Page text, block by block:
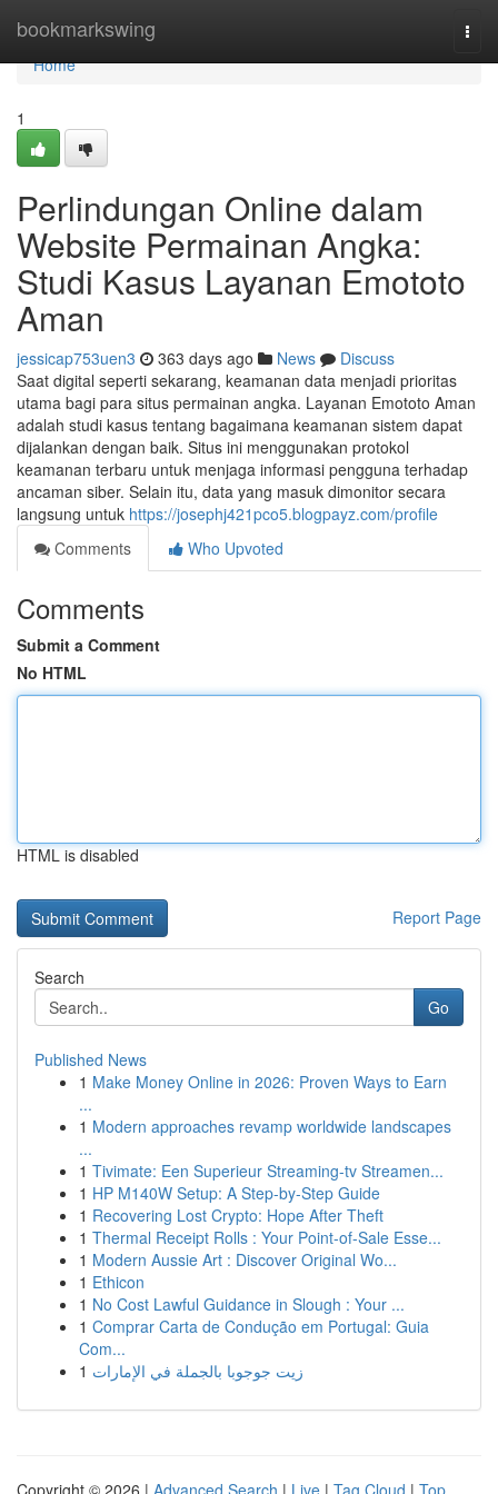
bookmarkswing
Home
Home
1
Perlindungan Online dalam
Website Permainan Angka:
Studi Kasus Layanan Emototo
Aman
jessicap753uen3 363 days ago News
Discuss
Saat digital seperti sekarang, keamanan data menjadi prioritas
utama bagi para situs permainan angka. Layanan Emototo Aman
adalah studi kasus tentang bagaimana keamanan sistem dapat
dijalankan dengan baik. Situs ini menggunakan protokol
keamanan terbaru untuk menjaga informasi pengguna terhadap
ancaman siber. Selain itu, data yang masuk dimonitor secara
langsung untuk https://josephj421pco5.blogpayz.com/profile
Comments
Who Upvoted
Comments
Submit a Comment
No HTML
HTML is disabled
Report Page
Search
Go
Published News
1 Make Money Online in 2026: Proven Ways to Earn
...
1 Modern approaches revamp worldwide landscapes
...
1 Tivimate: Een Superieur Streaming-tv Streamen...
1 HP M140W Setup: A Step-by-Step Guide
1 Recovering Lost Crypto: Hope After Theft
1 Thermal Receipt Rolls : Your Point-of-Sale Esse...
1 Modern Aussie Art : Discover Original Wo...
1 Ethicon
1 No Cost Lawful Guidance in Slough : Your ...
1 Comprar Carta de Condução em Portugal: Guia
Com...
1 زيت جوجوبا بالجملة في الإمارات
Copyright © 2026 | Advanced Search | Live | Tag Cloud | Top